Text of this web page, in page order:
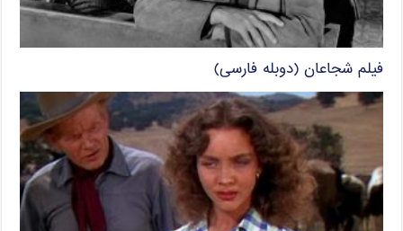
فیلم شجاعان (دوبله فارسی)